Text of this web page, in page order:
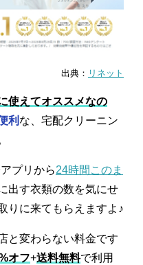
出典： リネット
使えてオススメなの
利 な、宅配クリーニン
プリから24時間このま
出す衣類の数を気にせ
りに来てもらえますよ♪
と変わらない料金です
オフ+送料無料で利用